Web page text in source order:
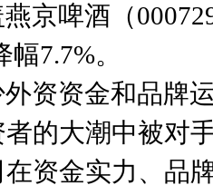
京啤酒（
7.7%。
资资金和品牌
的大潮中被对
资金实力、品